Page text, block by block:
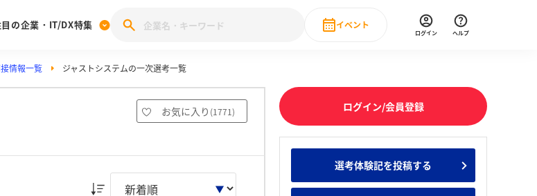
] 本選考体験記投稿キャンペーン
みんなの新卒就職人気企業ランキング みんなのインターン人気企業ランキ
の企業・IT/DX特集
28卒 IT・DX現場社員インタビュー
イベント
直近のイベント一覧
ログイン ヘルプ
情報一覧 ジャストシステムの一次選考一覧
お気に入り (1771)
ログイン/会員登録
選考体験記を投稿する